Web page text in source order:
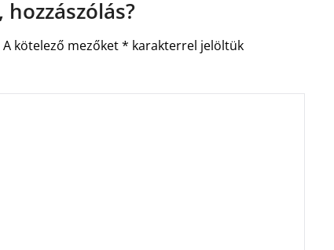
A kötelező mezőket* karakterrel jelöltük